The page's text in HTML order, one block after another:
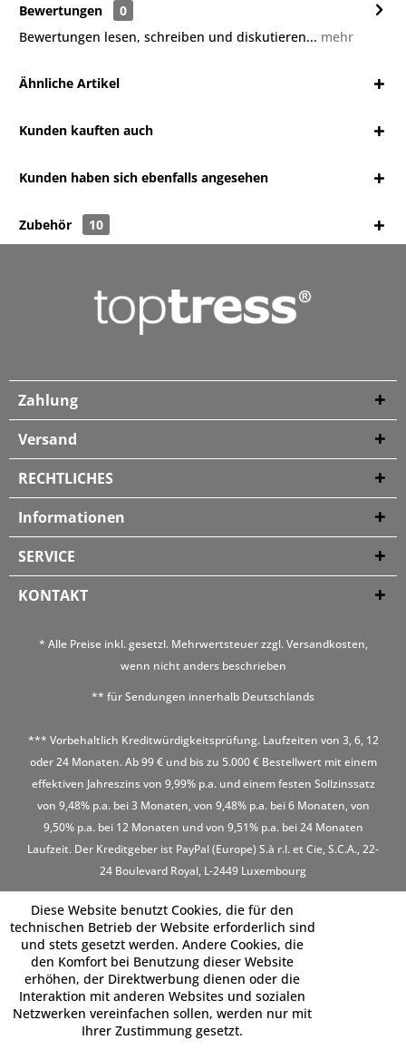
Bewertungen
0
Bewertungen lesen, schreiben und diskutieren... mehr
Ähnliche Artikel
Kunden kauften auch
Kunden haben sich ebenfalls angesehen
Zubehör 10
Zahlung
Versand
RECHTLICHES
Informationen
SERVICE
KONTAKT
* Alle Preise inkl. gesetzl. Mehrwertsteuer zzgl.Versandkosten,
wenn nicht anders beschrieben
** für Sendungen innerhalb Deutschlands
*** Vorbehaltlich Kreditwürdigkeitsprüfung. Laufzeiten von 3, 6, 12
oder 24 Monaten. Ab 99 € und bis zu 5.000 € Bestellwert mit einem
effektiven Jahreszins von 9,99% p.a. und einem festen Sollzinssatz
von 9,48% p.a. bei 3 Monaten, von 9,48% p.a. bei 6 Monaten, von
9,50% p.a. bei 12 Monaten und von 9,51% p.a. bei 24 Monaten
Laufzeit. Der Kreditgeber ist PayPal (Europe) S.à r.l. et Cie, S.C.A., 22-
24 Boulevard Royal, L-2449 Luxembourg
Diese Website benutzt Cookies, die für den
technischen Betrieb der Website erforderlich sind
und stets gesetzt werden. Andere Cookies, die
den Komfort bei Benutzung dieser Website
erhöhen, der Direktwerbung dienen oder die
Interaktion mit anderen Websites und sozialen
Netzwerken vereinfachen sollen, werden nur mit
Ihrer Zustimmung gesetzt.